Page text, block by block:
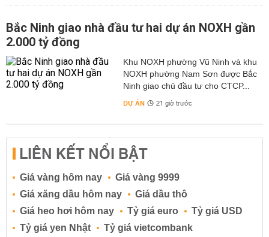
Bắc Ninh giao nhà đầu tư hai dự án NOXH gần
2.000 tỷ đồng
Khu NOXH phường Vũ Ninh và khu
NOXH phường Nam Sơn được Bắc
Ninh giao chủ đầu tư cho CTCP...
DỰ ÁN 21 giờ trước
LIÊN KẾT NỔI BẬT
Giá vàng hôm nay
Giá vàng 9999
Giá xăng dầu hôm nay
Giá dầu thô
Giá heo hơi hôm nay
Tỷ giá euro
Tỷ giá USD
Tỷ giá yen Nhật
Tỷ giá vietcombank